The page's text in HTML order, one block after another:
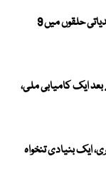
الیکشن کمیشن نے بلوچستان کے 4 بلدیاتی حلقوں میں 9
ایک کامیابی ملی،
ایک بنیادی تنخواہ